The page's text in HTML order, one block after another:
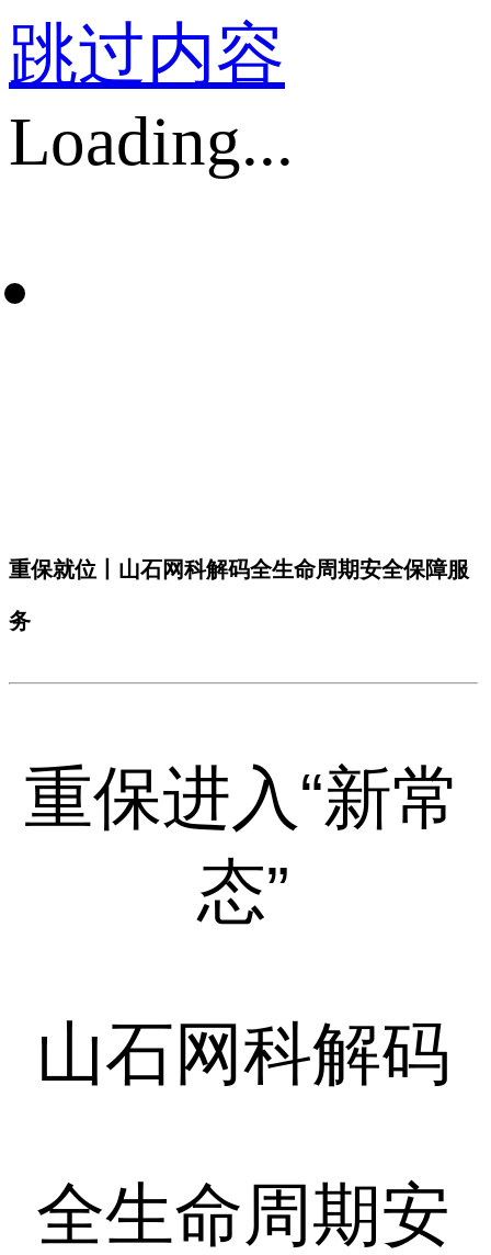
跳过内容
Loading...
重保就位丨山石网科解码全生命周期安全保障服
务
重保进入“新常
态”
山石网科解码
全生命周期安